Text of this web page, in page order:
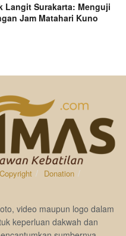
Langit Surakarta: Menguji
Jam Matahari Kuno
Copyright
Donation
video maupun logo dalam
keperluan dakwah dan